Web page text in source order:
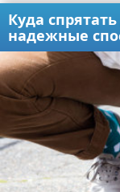
Куда
надежные